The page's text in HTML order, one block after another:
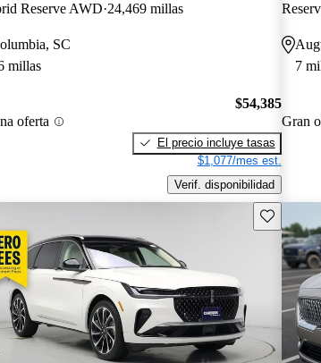
Reserve AWD 24,469 millas
SC
millas
oferta
$54,385
El precio incluye tasas
$1,077/mes est.
Verif. disponibilidad
7
Gran
Guarda